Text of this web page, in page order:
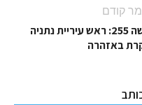
קודם
פרשה 255: ראש עיריית נתניה
באזהרה